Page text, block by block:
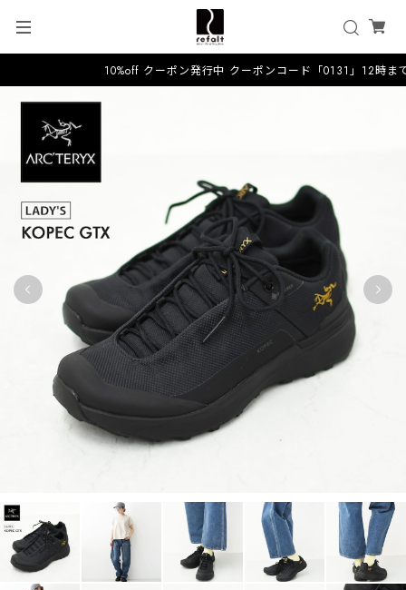
10%off クーポン発行中 クーポンコード「0131」12時ま